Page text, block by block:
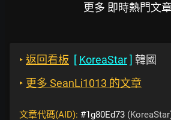
更多 即時熱門文
‣ 返回看板 [ KoreaStar] 韓國
‣ 更多 SeanLi1013 的文章
文章代碼(AID): #1g80Ed73